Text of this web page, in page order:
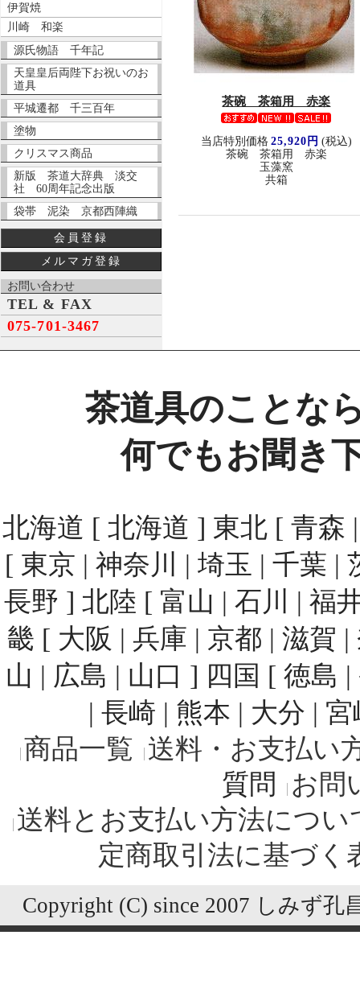
伊賀焼
川崎 和楽
源氏物語 千年記
天皇皇后両陛下お祝いのお
道具
平城遷都 千三百年
塗物
クリスマス商品
新版 茶道大辞典 淡交
社 60周年記念出版
袋帯 泥染 京都西陣織
会員登録
メルマガ登録
お問い合わせ
TEL & FAX
075-701-3467
茶碗 茶箱用 赤楽
当店特別価格 25,920円 (税込)
茶碗 茶箱用 赤楽
玉藻窯
共箱
茶道具のことな
何でもお聞き
北海道 [ 北海道 ] 東北 [ 青森
[ 東京 | 神奈川 | 埼玉 | 千葉 |
長野 ] 北陸 [ 富山 | 石川 | 福
畿 [ 大阪 | 兵庫 | 京都 | 滋賀
山 | 広島 | 山口 ] 四国 [ 徳島
| 長崎 | 熊本 | 大分 |
商品一覧 送料・お支払い
質問
お問
送料とお支払い方法につい
定商取引法に基づく
Copyright (C) since 2007 しみず